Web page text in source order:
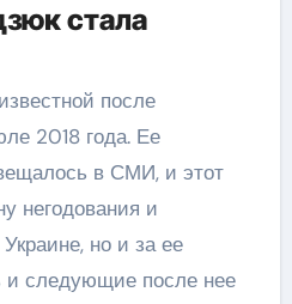
стала
после
2018 года. Ее
в СМИ, и этот
негодования и
но и за ее
и следующие после нее